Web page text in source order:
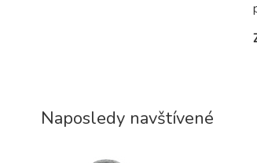
Naposledy navštívené